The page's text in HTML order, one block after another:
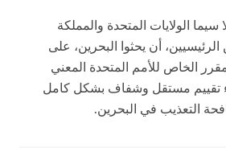
سيما الولايات المتحدة والمملكة
الرئيسيين، أن يحثوا البحرين، على
الخاص للأمم المتحدة المعني
تقييم مستقل وشفاف بشكل كامل
التعذيب في البحرين.